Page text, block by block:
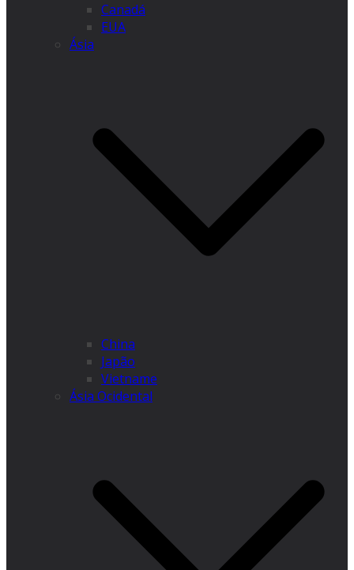
Canadá
EUA
Ásia
China
Japão
Vietname
Ásia Ocidental